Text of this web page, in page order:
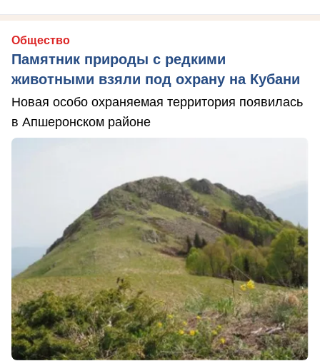
Общество
Памятник природы с редкими
животными взяли под охрану на Кубани
Новая особо охраняемая территория появилась
в Апшеронском районе